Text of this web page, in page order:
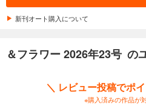
275円 (税込)
あらすじを表示する
275 円 (税込)
新刊オート購入について
＆フラワー 2026年23号 の
＼ レビュー投稿でポ
※購入済みの作品が